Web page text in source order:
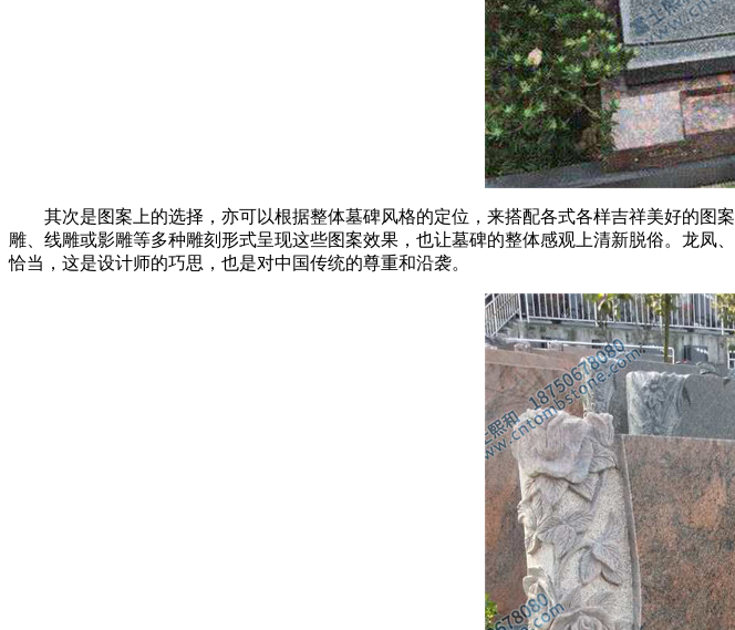
其次是图案上的选择，亦可以根据整体墓碑风格的定位，来搭配各式各样吉祥美好的
雕、线雕或影雕等多种雕刻形式呈现这些图案效果，也让墓碑的整体感观上清新脱俗。龙
恰当，这是设计师的巧思，也是对中国传统的尊重和沿袭。